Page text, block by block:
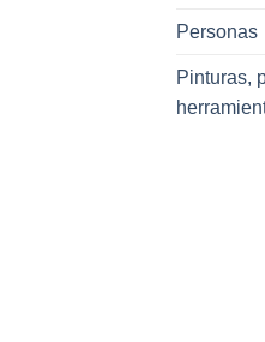
Personas
Pinturas,